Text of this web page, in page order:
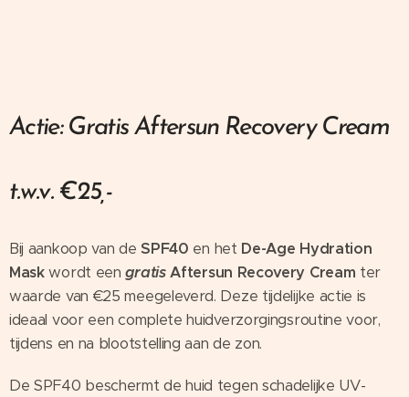
Actie: Gratis Aftersun Recovery Cream
t.w.v. €25,-
Bij aankoop van deSPF40 en het De-Age Hydration
Maskwordt eengratis Aftersun Recovery Cream ter
waarde van €25 meegeleverd. Deze tijdelijke actie is
ideaal voor een complete huidverzorgingsroutine voor,
tijdens en na blootstelling aan de zon.
De SPF40 beschermt de huid tegen schadelijke UV-